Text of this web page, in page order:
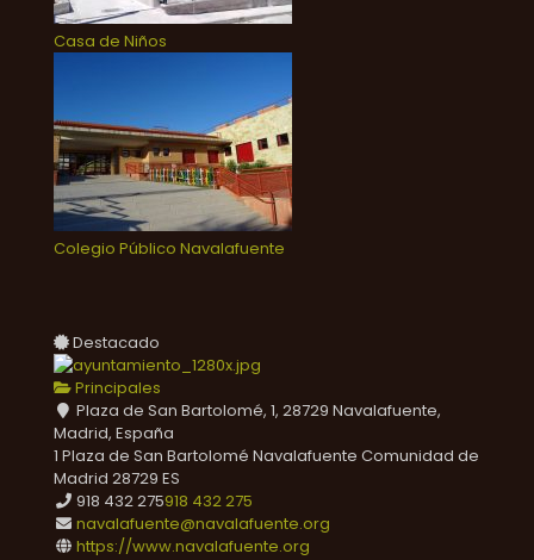
Casa de Niños
Colegio Público Navalafuente
Destacado
Principales
Plaza de San Bartolomé, 1, 28729 Navalafuente,
Madrid, España
1 Plaza de San Bartolomé Navalafuente Comunidad de
Madrid 28729 ES
918 432 275918 432 275
navalafuente@navalafuente.org
https://www.navalafuente.org